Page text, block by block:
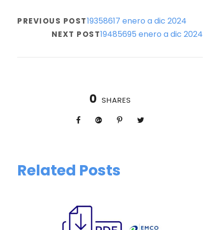
PREVIOUS POST19358617 enero a dic 2024
NEXT POST19485695 enero a dic 2024
0 SHARES
Related Posts